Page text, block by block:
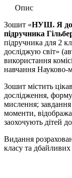
Опис
Зошит «НУШ. Я
підручника
підручника для 2
досліджую світ»
використання
навчання Науково-
Зошит містить
дослідження,
мислення; завдання
моменти,
заохочують дітей
Видання
класу та дбайливих